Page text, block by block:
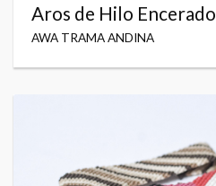
Aros de Hilo Encerado
AWA TRAMA ANDINA